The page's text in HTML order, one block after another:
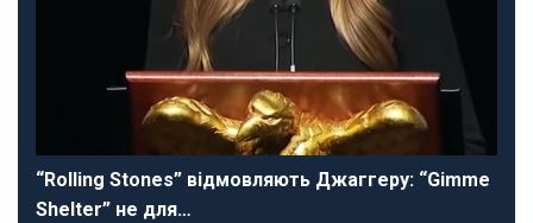
“Rolling Stones” відмовляють Джаггеру: “Gimme
Shelter” не для…